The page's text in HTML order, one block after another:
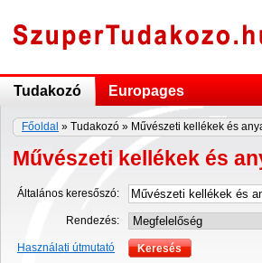
Tudakozó Europages
Főoldal » Tudakozó » Művészeti kellékek és
Művészeti kellékek és
Általános keresőszó:
Rendezés:
Használati útmutató